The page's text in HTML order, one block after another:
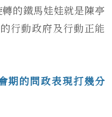
的鐵馬娃娃就是陳亭
行動政府及行動正能
期的問政表現打幾分